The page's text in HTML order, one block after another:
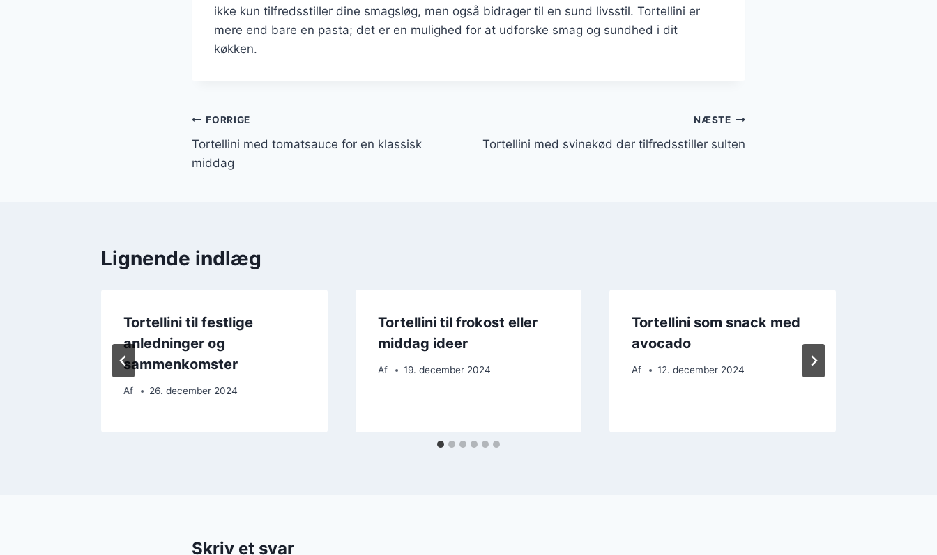
ikke kun tilfredsstiller dine smagsløg, men også bidrager til en sund livsstil. Tortellini er
mere end bare en pasta; det er en mulighed for at udforske smag og sundhed i dit
køkken.
Indlægsnavigation
FORRIGE
Tortellini med tomatsauce for en klassisk
middag
NÆSTE
Tortellini med svinekød der tilfredsstiller sulten
Lignende indlæg
Tortellini til festlige
anledninger og
sammenkomster
Af 26. december 2024
Tortellini til frokost eller
middag ideer
Af 19. december 2024
Tortellini som snack med
avocado
Af 12. december 2024
Skriv et svar